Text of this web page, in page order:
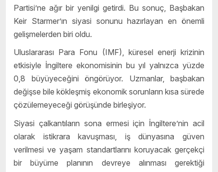
Partisi’ne ağır bir yenilgi getirdi. Bu sonuç, Başbakan
Keir Starmer’ın siyasi sonunu hazırlayan en önemli
gelişmelerden biri oldu.
Uluslararası Para Fonu (IMF), küresel enerji krizinin
etkisiyle İngiltere ekonomisinin bu yıl yalnızca yüzde
0,8 büyüyeceğini öngörüyor. Uzmanlar, başbakan
değişse bile kökleşmiş ekonomik sorunların kısa sürede
çözülemeyeceği görüşünde birleşiyor.
Siyasi çalkantıların sona ermesi için İngiltere’nin acil
olarak istikrara kavuşması, iş dünyasına güven
verilmesi ve yaşam standartlarını koruyacak gerçekçi
bir büyüme planının devreye alınması gerektiği